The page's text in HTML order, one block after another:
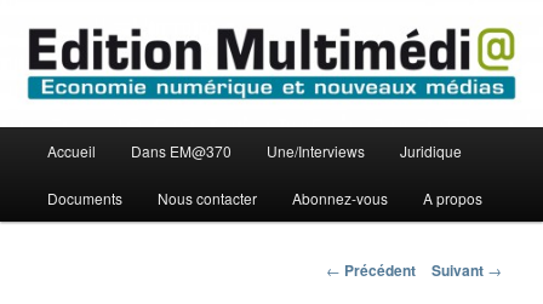
contenu
principalEdition Multimédi@
principal
Accueil Dans EM@370 Une/Interviews Juridique
Documents Nous contacter Abonnez-vous A propos
Navigation
← Précédent Suivant →